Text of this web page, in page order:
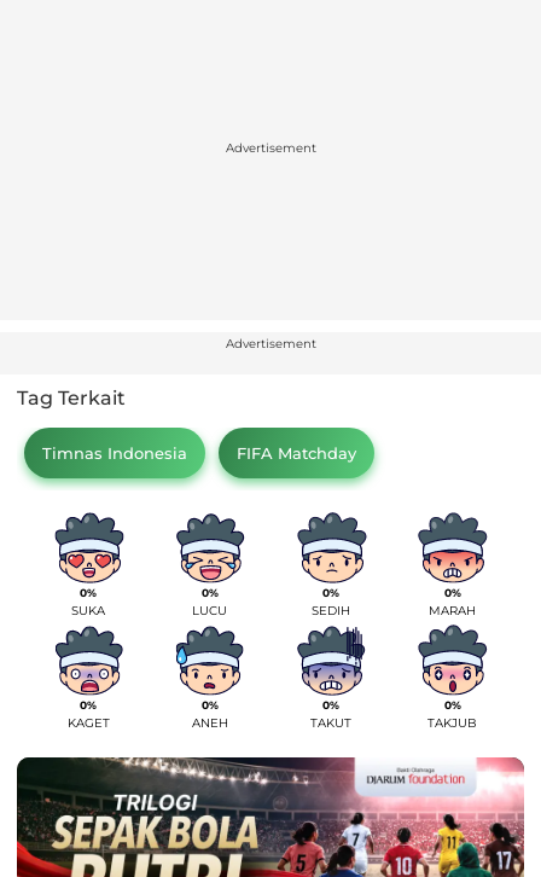
Advertisement
Advertisement
Tag Terkait
Timnas Indonesia FIFA Matchday
0%
SUKA
0%
LUCU
0%
SEDIH
0%
MARAH
0%
KAGET
0%
ANEH
0%
TAKUT
0%
TAKJUB